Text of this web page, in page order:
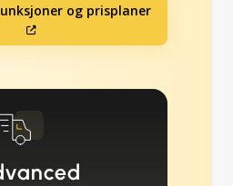
og prisplaner